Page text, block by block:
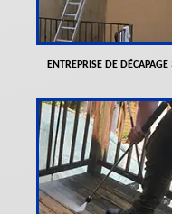
ENTREPRISE DE DÉCAPAGE